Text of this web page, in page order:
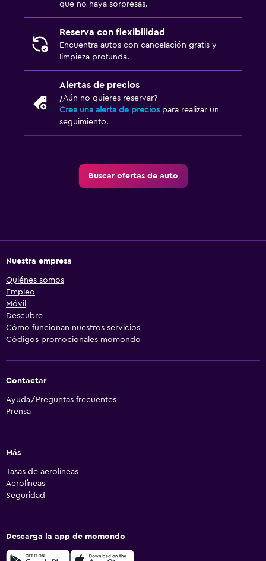
que no haya sorpresas.
Reserva con flexibilidad
Encuentra autos con cancelación gratis y
limpieza profunda.
Alertas de precios
¿Aún no quieres reservar?
Crea una alerta de precios para realizar un
seguimiento.
Buscar ofertas de auto
Nuestra empresa
Quiénes somos
Empleo
Móvil
Descubre
Cómo funcionan nuestros servicios
Códigos promocionales momondo
Contactar
Ayuda/Preguntas frecuentes
Prensa
Más
Tasas de aerolíneas
Aerolíneas
Seguridad
Descarga la app de momondo